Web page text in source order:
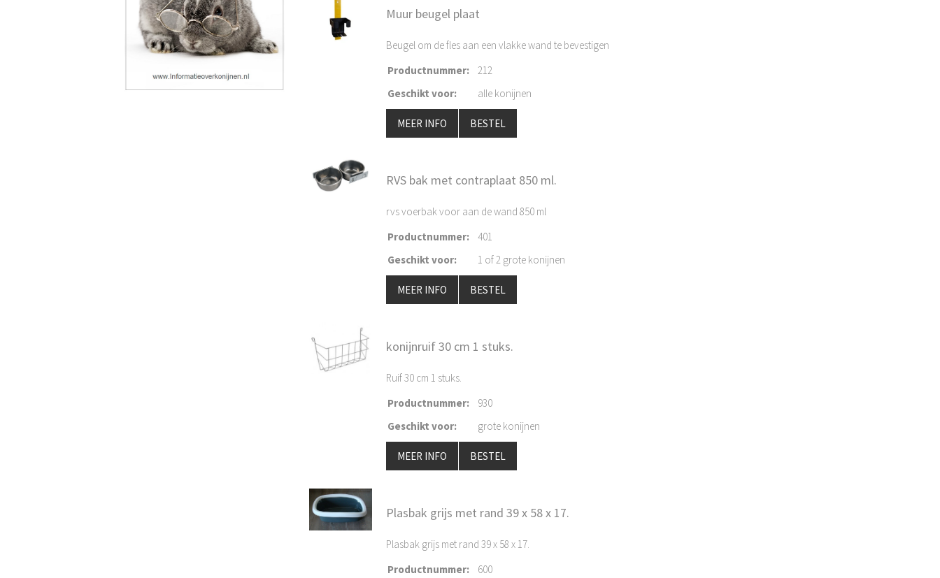
Muur beugel plaat
Beugel om de fles aan een vlakke wand te bevestigen
Productnummer:
212
Geschikt voor: alle konijnen
MEER INFO BESTEL
RVS bak met contraplaat 850 ml.
rvs voerbak voor aan de wand 850 ml
Productnummer:
401
Geschikt voor: 1 of 2 grote konijnen
MEER INFO BESTEL
konijnruif 30 cm 1 stuks.
Ruif 30 cm 1 stuks.
Productnummer:
930
Geschikt voor: grote konijnen
MEER INFO BESTEL
Plasbak grijs met rand 39 x 58 x 17.
Plasbak grijs met rand 39 x 58 x 17.
Productnummer: 600